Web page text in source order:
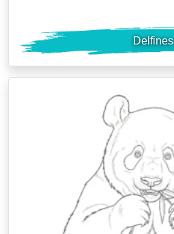
Delfines